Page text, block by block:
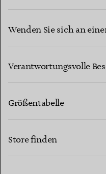
Wenden Sie sich an
Verantwortungsvolle
Größentabelle
Store finden